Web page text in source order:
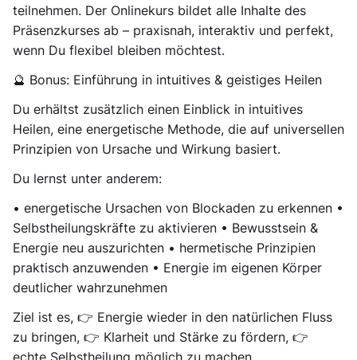
teilnehmen. Der Onlinekurs bildet alle Inhalte des
Präsenzkurses ab – praxisnah, interaktiv und perfekt,
wenn Du flexibel bleiben möchtest.
🔮 Bonus: Einführung in intuitives & geistiges Heilen
Du erhältst zusätzlich einen Einblick in intuitives
Heilen, eine energetische Methode, die auf universellen
Prinzipien von Ursache und Wirkung basiert.
Du lernst unter anderem:
• energetische Ursachen von Blockaden zu erkennen •
Selbstheilungskräfte zu aktivieren • Bewusstsein &
Energie neu auszurichten • hermetische Prinzipien
praktisch anzuwenden • Energie im eigenen Körper
deutlicher wahrzunehmen
Ziel ist es, 👉 Energie wieder in den natürlichen Fluss
zu bringen, 👉 Klarheit und Stärke zu fördern, 👉
echte Selbstheilung möglich zu machen.